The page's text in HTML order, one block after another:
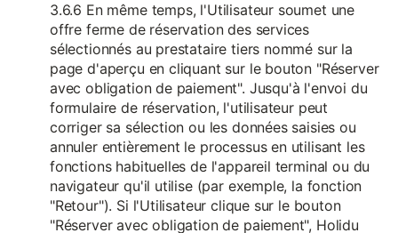
3.6.6 En même temps, l'Utilisateur soumet une
offre ferme de réservation des services
sélectionnés au prestataire tiers nommé sur la
page d'aperçu en cliquant sur le bouton "Réserver
avec obligation de paiement". Jusqu'à l'envoi du
formulaire de réservation, l'utilisateur peut
corriger sa sélection ou les données saisies ou
annuler entièrement le processus en utilisant les
fonctions habituelles de l'appareil terminal ou du
navigateur qu'il utilise (par exemple, la fonction
"Retour"). Si l'Utilisateur clique sur le bouton
"Réserver avec obligation de paiement", Holidu